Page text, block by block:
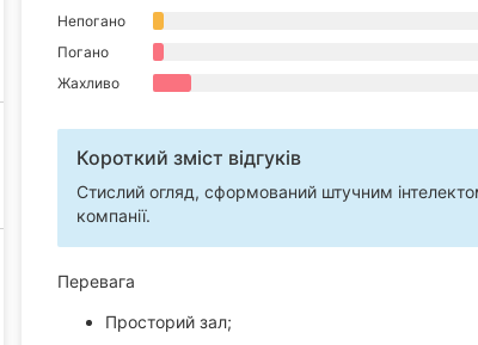
Непогано
Погано
Жахливо
Короткий зміст відгуків
Стислий огляд, сформований штучним
компанії.
Перевага
Просторий зал;